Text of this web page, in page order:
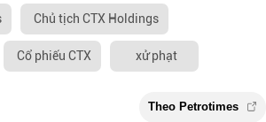
Chủ tịch CTX Holdings
Cổ phiếu CTX xử phạt